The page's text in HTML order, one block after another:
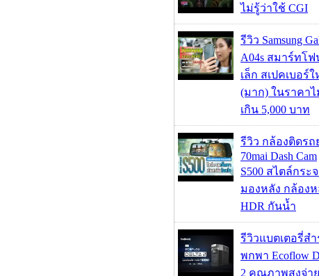
ไม่รู้ว่าใช้ CGI
รีวิว Samsung
A04s สมาร์ทโ
เล็ก สเปคเบอร์
(มาก) ในราคาไ
เกิน 5,000 บาท
รีวิว กล้องติดรถ
70mai Dash Cam
S500 สไตล์กระ
มองหลัง กล้องห
HDR กันน้ำ
รีวิวแบตเตอรี่สำ
พกพา Ecoflow
2 คุณภาพสูงจ่า